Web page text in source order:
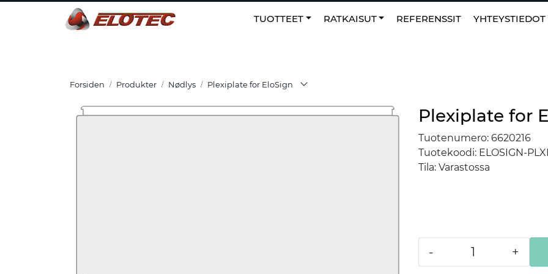
Skip to main content
Suosikit NO|
TUOTTEET RATKAISUT REFERENSSIT YHTEYSTIEDOT
Forsiden Produkter Nødlys Plexiplate for EloSign
Plexiplate for
Tuotenumero: 6620216
Tuotekoodi: ELOSIGN-PLXI
Tila: Varastossa
- +